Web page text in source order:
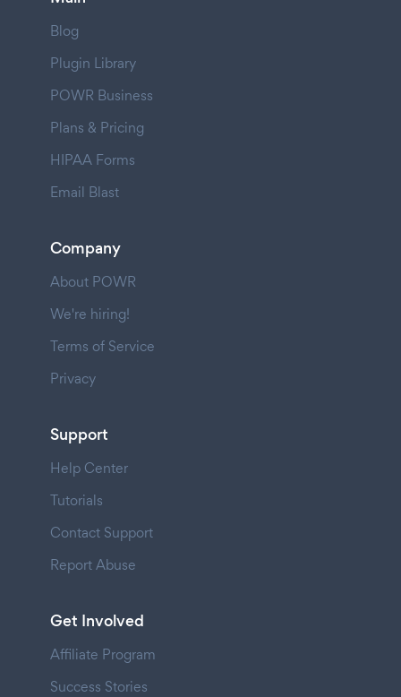
Blog
Plugin Library
POWR Business
Plans & Pricing
HIPAA Forms
Email Blast
Company
About POWR
We're hiring!
Terms of Service
Privacy
Support
Help Center
Tutorials
Contact Support
Report Abuse
Get Involved
Affiliate Program
Success Stories